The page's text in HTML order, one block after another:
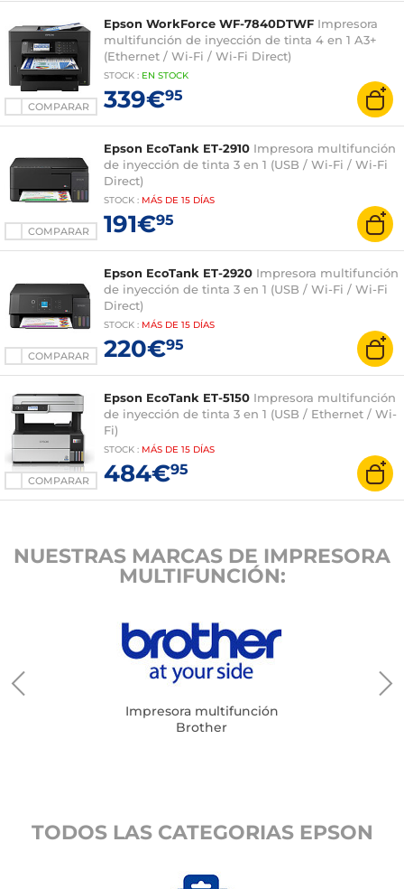
COMPARAR
Epson WorkForce WF-7840DTWF Impresora
multifunción de inyección de tinta 4 en 1 A3+
(Ethernet / Wi-Fi / Wi-Fi Direct)
STOCK : EN STOCK
339€95
COMPARAR
Epson EcoTank ET-2910 Impresora multifunción
de inyección de tinta 3 en 1 (USB / Wi-Fi / Wi-Fi
Direct)
STOCK : MÁS DE 15 DÍAS
191€95
COMPARAR
Epson EcoTank ET-2920 Impresora multifunción
de inyección de tinta 3 en 1 (USB / Wi-Fi / Wi-Fi
Direct)
STOCK : MÁS DE 15 DÍAS
220€95
COMPARAR
Epson EcoTank ET-5150 Impresora multifunción
de inyección de tinta 3 en 1 (USB / Ethernet / Wi-
Fi)
STOCK : MÁS DE 15 DÍAS
484€95
NUESTRAS MARCAS DE IMPRESORA
MULTIFUNCIÓN:
Impresora multifunción
Brother
TODOS LAS CATEGORIAS EPSON